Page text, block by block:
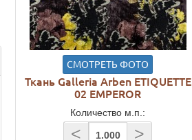
СМОТРЕТЬ ФОТО
Ткань Galleria Arben ETIQUETTE
02 EMPEROR
Количество м.п.:
< >